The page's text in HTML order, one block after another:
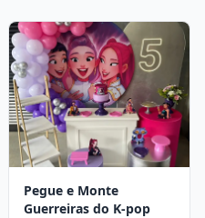
Pegue e Monte
Guerreiras do K-pop